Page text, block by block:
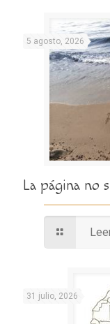
5 agosto, 2026
La página no
31 julio, 2026